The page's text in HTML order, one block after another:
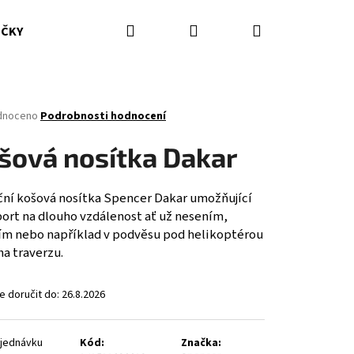
HASICÍ PŘÍSTROJE DOPLŇKY
Hledat PřihlášeníNákupní
Podrobnosti hodnocení
nosítka Dakar
košová nosítka Spencer Dakar umožňující
na dlouho vzdálenost ať už nesením,
nebo například v podvěsu pod helikoptérou
traverzu.
doručit do: 26.8.2026
Kód:
Značka: